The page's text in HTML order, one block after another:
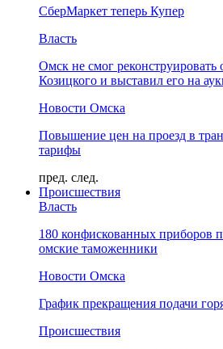
СберМаркет теперь Купер
Власть
Омск не смог
Козицкого и выставил его на
Новости Омска
Повышение цен на проезд в
тарифы
пред. след.
Происшествия
Власть
180 конфискованных приборов
омские таможенники
Новости Омска
График прекращения подачи
Происшествия